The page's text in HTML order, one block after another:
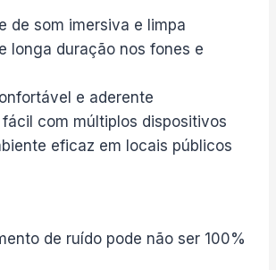
de som imersiva e limpa
longa duração nos fones e
e aderente
fácil com múltiplos dispositivos
eficaz em locais públicos
de ruído pode não ser 100%